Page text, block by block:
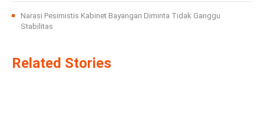
Narasi Pesimistis Kabinet Bayangan Diminta Tidak Ganggu
Stabilitas
Related Stories